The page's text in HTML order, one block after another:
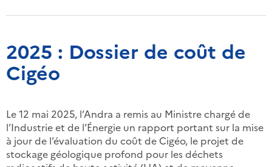
2025 : Dossier de coût de
Cigéo
Le 12 mai 2025, l’Andra a remis au Ministre chargé de
l’Industrie et de l’Énergie un rapport portant sur la mise
à jour de l’évaluation du coût de Cigéo, le projet de
stockage géologique profond pour les déchets